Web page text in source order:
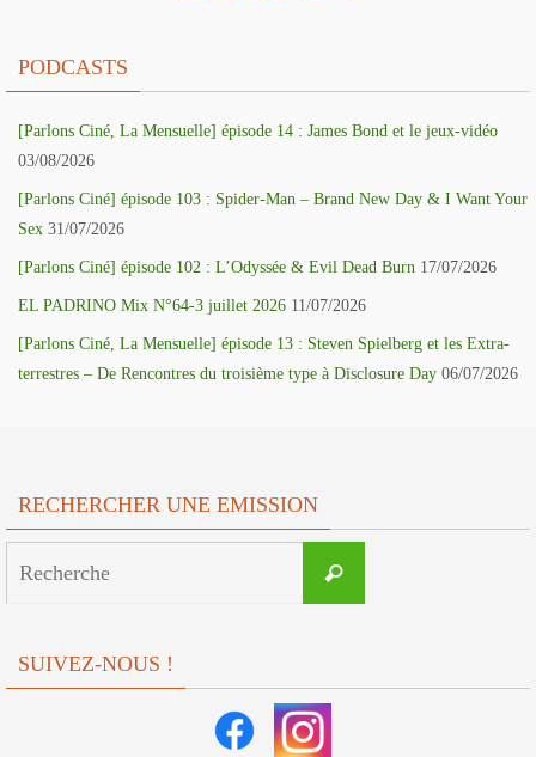
PODCASTS
[Parlons Ciné, La Mensuelle] épisode 14 : James Bond et le jeux-vidéo
03/08/2026
[Parlons Ciné] épisode 103 : Spider-Man – Brand New Day & I Want Your
Sex 31/07/2026
[Parlons Ciné] épisode 102 : L’Odyssée & Evil Dead Burn 17/07/2026
EL PADRINO Mix N°64-3 juillet 2026 11/07/2026
[Parlons Ciné, La Mensuelle] épisode 13 : Steven Spielberg et les Extra-
terrestres – De Rencontres du troisième type à Disclosure Day 06/07/2026
RECHERCHER UNE EMISSION
Recherche
SUIVEZ-NOUS !